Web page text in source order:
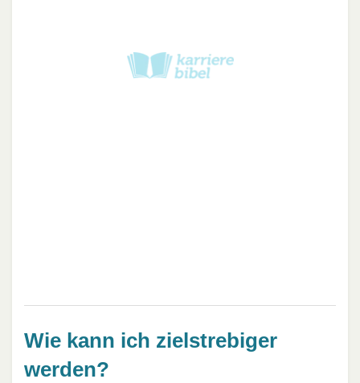
Wie kann ich zielstrebiger
werden?